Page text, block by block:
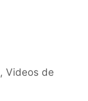
,Videos de